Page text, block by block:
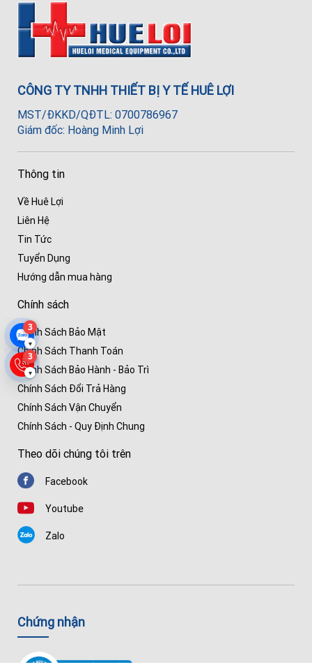
3
▾
3
▾
CÔNG TY TNHH THIẾT BỊ Y TẾ HUÊ LỢI
MST/ĐKKD/QĐTL: 0700786967
Giám đốc: Hoàng Minh Lợi
Thông tin
Về Huê Lợi
Liên Hệ
Tin Tức
Tuyển Dụng
Hướng dẫn mua hàng
Chính sách
Chính Sách Bảo Mật
Chính Sách Thanh Toán
Chính Sách Bảo Hành - Bảo Trì
Chính Sách Đổi Trả Hàng
Chính Sách Vận Chuyển
Chính Sách - Quy Định Chung
Theo dõi chúng tôi trên
Facebook
Youtube
Zalo
Chứng nhận